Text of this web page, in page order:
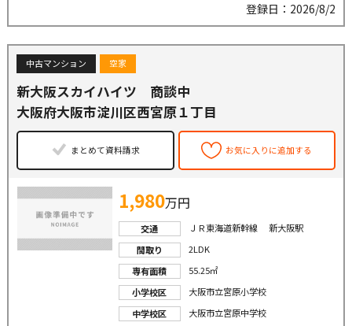
登録日：2026/8/2
中古マンション 空家
新大阪スカイハイツ 商談中
大阪府大阪市淀川区西宮原１丁目
まとめて資料請求 お気に入りに追加する
1,980万円
交通
ＪＲ東海道新幹線 新大阪駅
間取り
2LDK
専有面積
55.25㎡
小学校区
大阪市立宮原小学校
中学校区
大阪市立宮原中学校